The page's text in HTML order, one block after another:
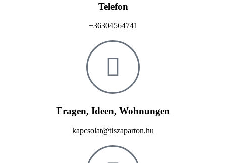
Telefon
+36304564741
Fragen, Ideen, Wohnungen
kapcsolat@tiszaparton.hu